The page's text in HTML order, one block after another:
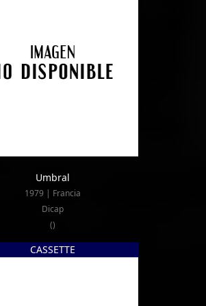
Umbral
1979 | Francia
Dicap
()
CASSETTE